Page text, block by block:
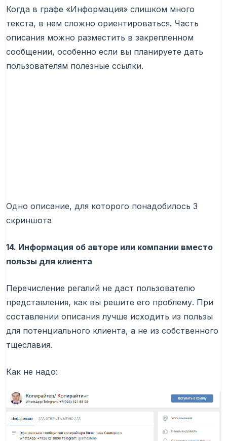
Когда в графе «Информация» слишком много
текста, в нем сложно ориентироваться. Часть
описания можно разместить в закрепленном
сообщении, особенно если вы планируете дать
пользователям полезные ссылки.
Одно описание, для которого понадобилось 3
скриншота
14. Информация об авторе или компании вместо
пользы для клиента
Перечисление регалий не даст пользователю
представления, как вы решите его проблему. При
составлении описания лучше исходить из пользы
для потенциального клиента, а не из собственного
тщеславия.
Как не надо: